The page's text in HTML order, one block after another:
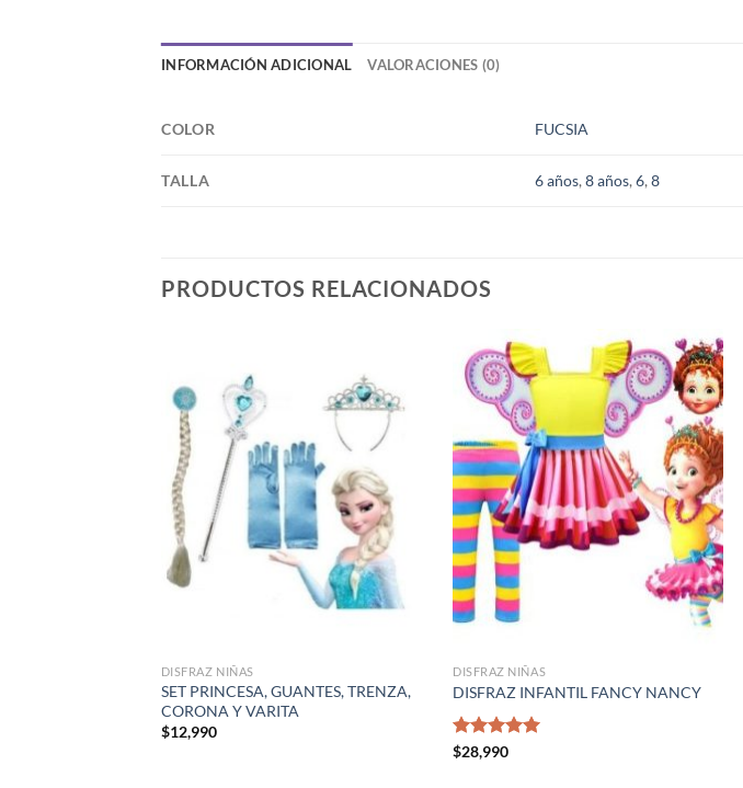
INFORMACIÓN ADICIONAL VALORACIONES (0)
COLOR FUCSIA
TALLA 6 años,8 años,6,8
PRODUCTOS RELACIONADOS
DISFRAZ NIÑAS
SET PRINCESA, GUANTES, TRENZA,
CORONA Y VARITA
$12,990
DISFRAZ NIÑAS
DISFRAZ INFANTIL FANCY NANCY
Valorado
$28,990